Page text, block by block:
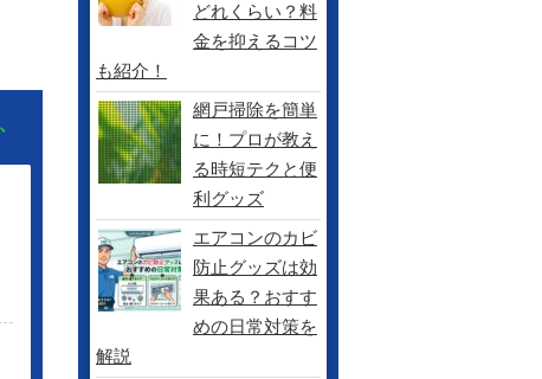
どれくらい？料
金を抑えるコツ
も紹介！
網戸掃除を簡単
に！プロが教え
る時短テクと便
利グッズ
エアコンのカビ
防止グッズは効
果ある？おすす
めの日常対策を
解説